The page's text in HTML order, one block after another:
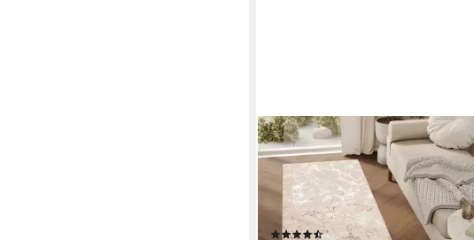
TAPISO
Läufer CRYSTAL, rechteckig, Höhe:
8 mm, Kurzflor Flurläufer
Schimmereffekt, pflegeleicht,
Meterware
(22)